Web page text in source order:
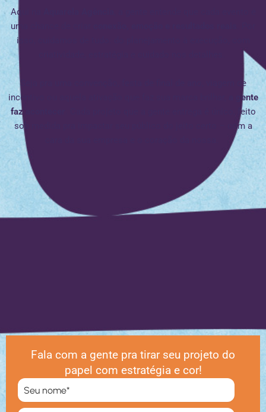
Aqui na
uma chance de criar
isso, cuidamos de tudo: do planejamento à execução, com
Seja pra uma convenção, festa de final de ano, viagem de
incentivo ou aquela ativação que faz sua marca brilhar,
a gente
faz acontecer
. Cada projeto que a gente entrega é único, feito
sob medida pra impactar seu público do jeito certo – com a
Fala com a gente pra tirar seu projeto do
papel com estratégia e cor!